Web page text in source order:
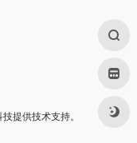
技提供技术支持。